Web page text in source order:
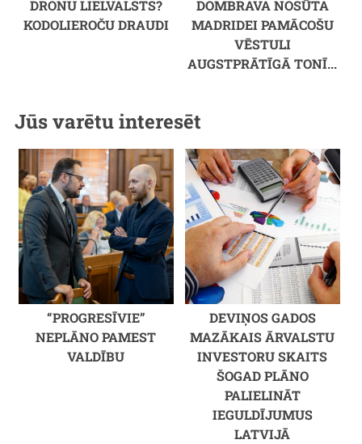
DRONU LIELVALSTS?
KODOLIEROČU DRAUDI
DOMBRAVA NOSŪTA
MADRIDEI PAMĀCOŠU
VĒSTULI
AUGSTPRĀTĪGĀ TONĪ...
Jūs varētu interesēt
“PROGRESĪVIE”
NEPLĀNO PAMEST
VALDĪBU
DEVIŅOS GADOS
MAZĀKAIS ĀRVALSTU
INVESTORU SKAITS
ŠOGAD PLĀNO
PALIELINĀT
IEGULDĪJUMUS
LATVIJĀ